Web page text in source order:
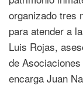
organizado tres
para atender a
Luis Rojas,
de
encarga Juan